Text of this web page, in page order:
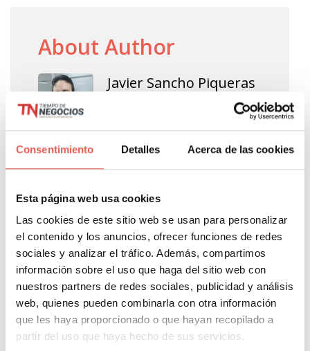
Consentimiento Detalles Acerca de las cookies
Esta página web usa cookies
Las cookies de este sitio web se usan para personalizar
el contenido y los anuncios, ofrecer funciones de redes
sociales y analizar el tráfico. Además, compartimos
información sobre el uso que haga del sitio web con
nuestros partners de redes sociales, publicidad y análisis
web, quienes pueden combinarla con otra información
que les haya proporcionado o que hayan recopilado a
partir del uso que haya hecho de sus servicios.
About Author
Javier Sancho Piqueras
Propietario y responsable editorial de Tiempo de
Negocios. Consultor de analítica digital con 14
años de experiencia en GA4, GTM, BigQuery y
Girbau, Molins o Rosa Clará, y COO Fraccional
para pymes, startups y agencias. Ingeniero
informático y fundador de Datapeek. Formador
en escuelas de negocios y universidades como
INESDI, OBS, EAE y Tecnocampus.
PORTAL WEB